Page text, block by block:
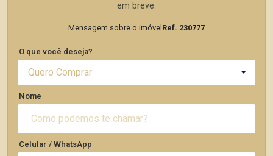
em breve.
Mensagem sobre o imóvel Ref. 230777
O que você deseja?
Quero Comprar
Nome
Celular / WhatsApp